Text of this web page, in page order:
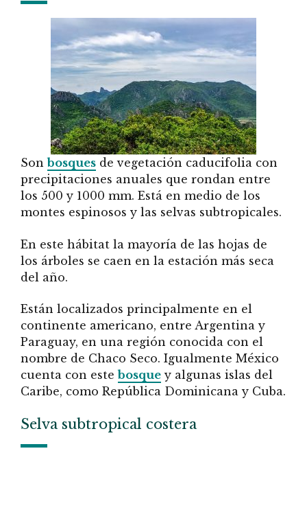
Sonbosques de vegetación caducifolia con
precipitaciones anuales que rondan entre
los 500 y 1000 mm. Está en medio de los
montes espinosos y las selvas subtropicales.
En este hábitat la mayoría de las hojas de
los árboles se caen en la estación más seca
del año.
Están localizados principalmente en el
continente americano, entre Argentina y
Paraguay, en una región conocida con el
nombre de Chaco Seco. Igualmente México
cuenta con estebosque y algunas islas del
Caribe, como República Dominicana y Cuba.
Selva subtropical costera